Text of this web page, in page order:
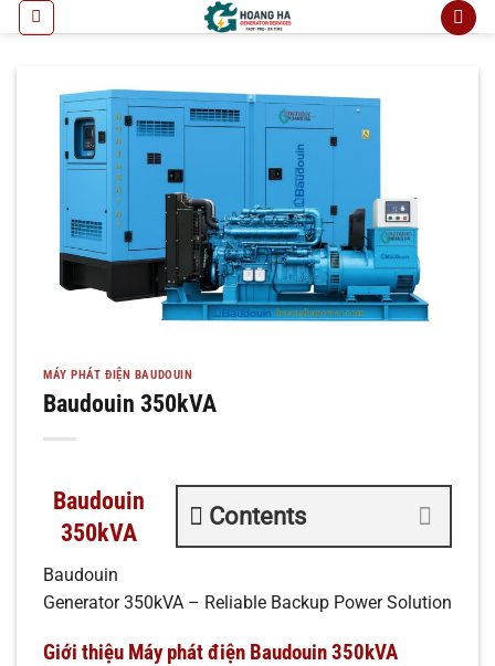
qua
MÁY PHÁT ĐIỆN BAUDOUIN
Baudouin 350kVA
Contents
Baudouin
350kVA
Baudouin
Generator 350kVA – Reliable Backup Power Solution
Giới thiệu Máy phát điện Baudouin 350kVA